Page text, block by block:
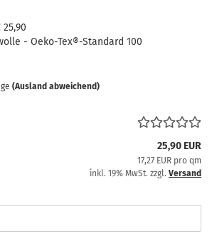
- Oeko-Tex®-Standard 100
(Ausland abweichend)
25,90 EUR
17,27 EUR pro qm
inkl. 19% MwSt. zzgl. Versand